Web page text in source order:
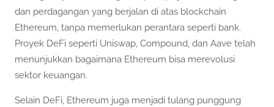
dan perdagangan yang berjalan di atas blockchain
Ethereum, tanpa memerlukan perantara seperti bank.
Proyek DeFi seperti Uniswap, Compound, dan Aave telah
menunjukkan bagaimana Ethereum bisa merevolusi
sektor keuangan.
Selain DeFi, Ethereum juga menjadi tulang punggung